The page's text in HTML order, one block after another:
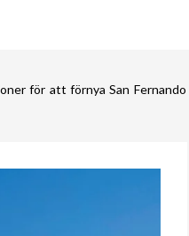
för att förnya San Fernando